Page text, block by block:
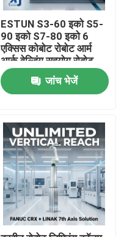
ESTUN S3-60 इको S5-
90 इको S7-80 इको 6
एक्सिस कोबोट रोबोट आर्म
आर्क वेल्डिंग सहयोग रोबोट
सीएनजीबीएस वेल्डिंग
पोजिशनिंग जांच भेजें